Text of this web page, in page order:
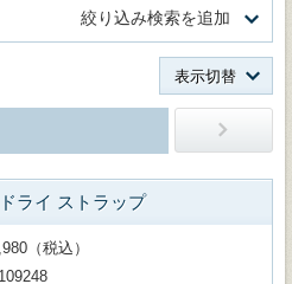
絞り込み検索を追加
表示切替
ライ ストラップ
（税込）